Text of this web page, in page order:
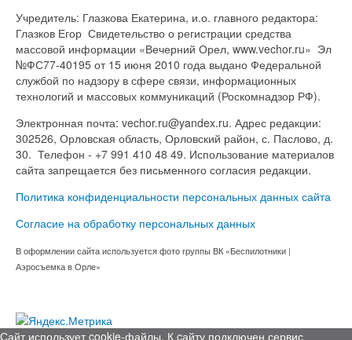
Учредитель: Глазкова Екатерина, и.о. главного редактора:
Глазков Егор Свидетельство о регистрации средства
массовой информации «Вечерний Орел, www.vechor.ru» Эл
№ФС77-40195 от 15 июня 2010 года выдано Федеральной
службой по надзору в сфере связи, информационных
технологий и массовых коммуникаций (Роскомнадзор РФ).
Электронная почта: vechor.ru@yandex.ru. Адрес редакции:
302526, Орловская область, Орловский район, с. Паслово, д.
30. Телефон - +7 991 410 48 49. Использование материалов
сайта запрещается без письменного согласия редакции.
Политика конфиденциальности персональных данных сайта
Согласие на обработку персональных данных
В оформлении сайта используется фото группы ВК «Беспилотники |
Аэросъемка в Орле»
Сайт использует cookie-файлы. К cайту подключен сервис